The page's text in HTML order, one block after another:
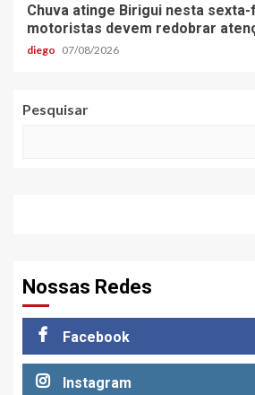
Chuva atinge Birigui nesta
motoristas devem redobrar
diego 07/08/2026
Pesquisar
Nossas Redes
Facebook
Instagram